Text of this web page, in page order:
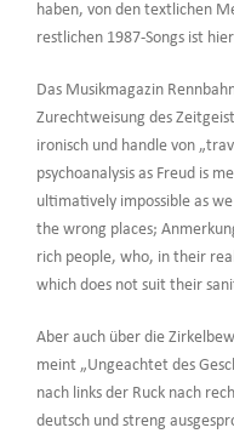
haben, von den textlichen
restlichen 1987-Songs ist
Das Musikmagazin
Zurechtweisung des
ironisch und handle von
psychoanalysis as Freud is
ultimatively impossible as
the wrong places;
rich people, who, in their
which does not suit their
Aber auch über die
meint „Ungeachtet des
nach links der Ruck nach
deutsch und streng